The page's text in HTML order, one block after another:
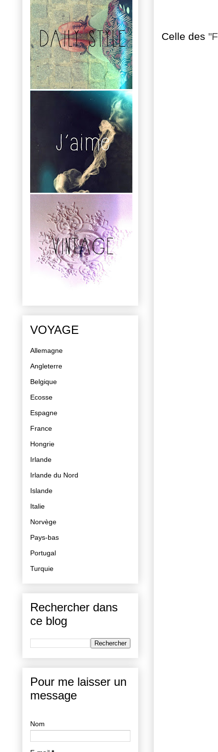
Celle des
VOYAGE
Allemagne
Angleterre
Belgique
Ecosse
Espagne
France
Hongrie
Irlande
Irlande du Nord
Islande
Italie
Norvège
Pays-bas
Portugal
Turquie
Rechercher dans
ce blog
Pour me laisser un
message
Nom